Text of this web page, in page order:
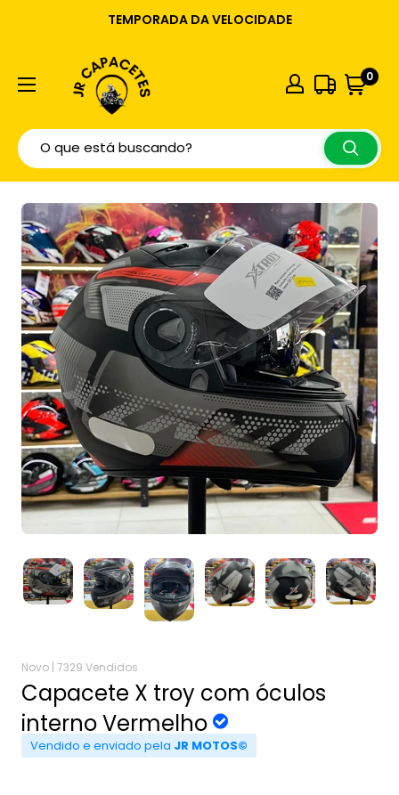
TEMPORADA DA VELOCIDADE
0
Novo | 7329 Vendidos
Capacete X troy com óculos
interno Vermelho
Vendido e enviado pela JR MOTOS©